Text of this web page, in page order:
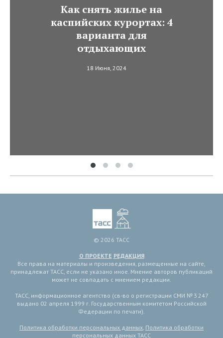
Как снять жилье на
каспийских курортах: 4
варианта для
отдыхающих
18 Июня, 2024
© 2026 ТАСС
О ПРОЕКТЕ РЕДАКЦИЯ
Все права на материалы и произведения, размещенные на сайте,
принадлежат ТАСС, если не указано иное. Мнение авторов публикаций
может не совпадать с мнением редакции.
ТАСС, информационное агентство (св-во о регистрации СМИ № 3 247
выдано 02 апреля 1999 г. Государственным комитетом Российской
Федерации по печати).
Политика обработки персональных данных, Политика обработки
персональных данных ТАСС